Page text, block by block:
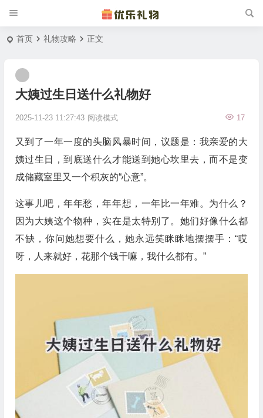
首页 礼物攻略 正文
大姨过生日送什么礼物好
2025-11-23 11:27:43 17
阅读模式
又到了一年一度的头脑风暴时间，议题是：我亲爱的大
姨过生日，到底送什么才能送到她心坎里去，而不是变
成储藏室里又一个积灰的“心意”。
这事儿吧，年年愁，年年想，一年比一年难。为什么？
因为大姨这个物种，实在是太特别了。她们好像什么都
不缺，你问她想要什么，她永远笑眯眯地摆摆手：“哎
呀，人来就好，花那个钱干嘛，我什么都有。”